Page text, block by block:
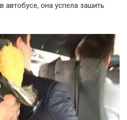
автобусе, она успела зашить